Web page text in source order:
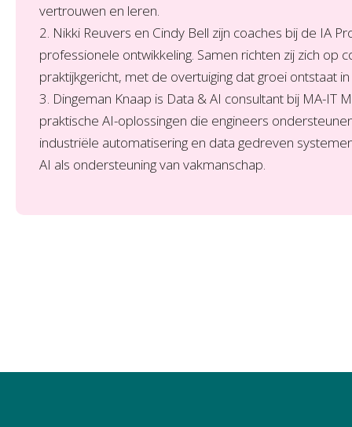
vertrouwen en leren.
2. Nikki Reuvers en Cindy Bell zijn coaches bij de IA
professionele ontwikkeling. Samen richten zij zich op
praktijkgericht, met de overtuiging dat groei ontstaat
3. Dingeman Knaap is Data & AI consultant bij MA-IT
praktische AI-oplossingen die engineers
industriële automatisering en data gedreven
AI als ondersteuning van vakmanschap.